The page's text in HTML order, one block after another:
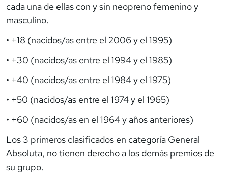
cada una de ellas con y sin neopreno femenino y
masculino.
• +18 (nacidos/as entre el 2006 y el 1995)
• +30 (nacidos/as entre el 1994 y el 1985)
• +40 (nacidos/as entre el 1984 y el 1975)
• +50 (nacidos/as entre el 1974 y el 1965)
• +60 (nacidos/as en el 1964 y años anteriores)
Los 3 primeros clasificados en categoría General
Absoluta, no tienen derecho a los demás premios de
su grupo.